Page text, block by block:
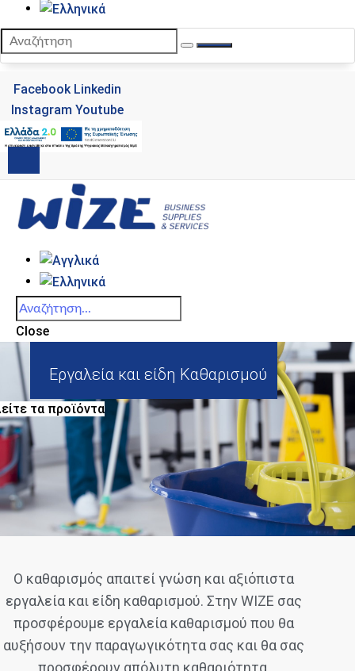
Facebook Linkedin
Instagram Youtube
Close
Εργαλεία και είδη Καθαρισμού
τα προϊόντα
Ο καθαρισμός απαιτεί γνώση και αξιόπιστα
εργαλεία και είδη καθαρισμού. Στην WIZE σας
προσφέρουμε εργαλεία καθαρισμού που θα
αυξήσουν την παραγωγικότητα σας και θα σας
προσφέρουν απόλυτη καθαριότητα.